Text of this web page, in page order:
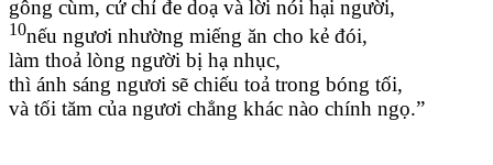
gông cùm, cử chỉ đe doạ và lời nói hại người,
10nếu ngươi nhường miếng ăn cho kẻ đói,
làm thoả lòng người bị hạ nhục,
thì ánh sáng ngươi sẽ chiếu toả trong bóng tối,
và tối tăm của ngươi chẳng khác nào chính ngọ.”